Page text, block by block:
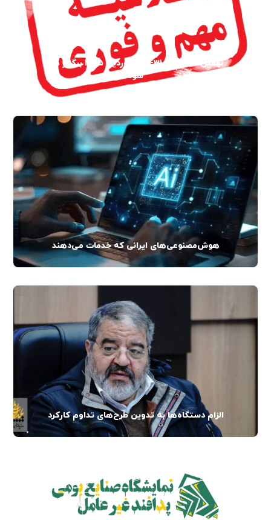
نهمین نمایشگاه 31-28 فروردین 1405 برگزار می
شود
هوش‌مصنوعی‌های ایرانی که خدمات می‌دهند
الزام دستگاه‌ها به تدوین طرح‌های تداوم کارکرد